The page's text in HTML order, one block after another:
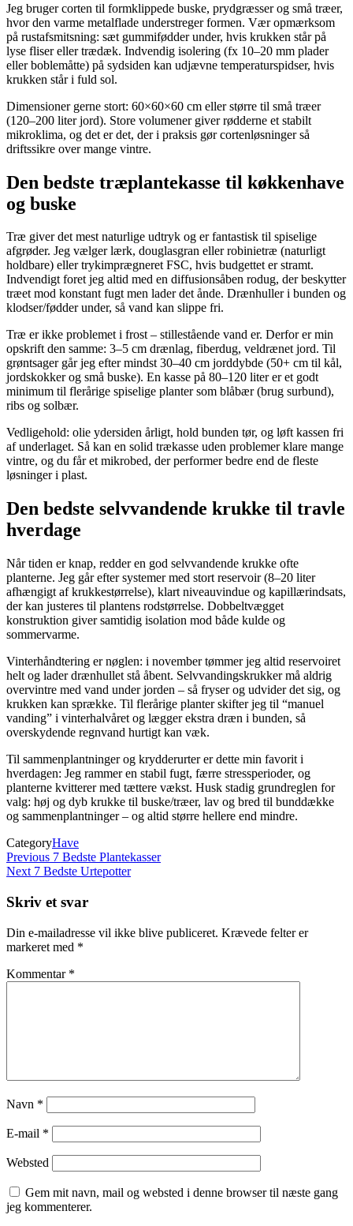
Jeg bruger corten til formklippede buske, prydgræsser og små træer,
hvor den varme metalflade understreger formen. Vær opmærksom
på rustafsmitsning: sæt gummifødder under, hvis krukken står på
lyse fliser eller trædæk. Indvendig isolering (fx 10–20 mm plader
eller boblemåtte) på sydsiden kan udjævne temperaturspidser, hvis
krukken står i fuld sol.
Dimensioner gerne stort: 60×60×60 cm eller større til små træer
(120–200 liter jord). Store volumener giver rødderne et stabilt
mikroklima, og det er det, der i praksis gør cortenløsninger så
driftssikre over mange vintre.
Den bedste træplantekasse til køkkenhave
og buske
Træ giver det mest naturlige udtryk og er fantastisk til spiselige
afgrøder. Jeg vælger lærk, douglasgran eller robinietræ (naturligt
holdbare) eller trykimprægneret FSC, hvis budgettet er stramt.
Indvendigt foret jeg altid med en diffusionsåben rodug, der beskytter
træet mod konstant fugt men lader det ånde. Drænhuller i bunden og
klodser/fødder under, så vand kan slippe fri.
Træ er ikke problemet i frost – stillestående vand er. Derfor er min
opskrift den samme: 3–5 cm drænlag, fiberdug, veldrænet jord. Til
grøntsager går jeg efter mindst 30–40 cm jorddybde (50+ cm til kål,
jordskokker og små buske). En kasse på 80–120 liter er et godt
minimum til flerårige spiselige planter som blåbær (brug surbund),
ribs og solbær.
Vedligehold: olie ydersiden årligt, hold bunden tør, og løft kassen fri
af underlaget. Så kan en solid trækasse uden problemer klare mange
vintre, og du får et mikrobed, der performer bedre end de fleste
løsninger i plast.
Den bedste selvvandende krukke til travle
hverdage
Når tiden er knap, redder en god selvvandende krukke ofte
planterne. Jeg går efter systemer med stort reservoir (8–20 liter
afhængigt af krukkestørrelse), klart niveauvindue og kapillærindsats,
der kan justeres til plantens rodstørrelse. Dobbeltvægget
konstruktion giver samtidig isolation mod både kulde og
sommervarme.
Vinterhåndtering er nøglen: i november tømmer jeg altid reservoiret
helt og lader drænhullet stå åbent. Selvvandingskrukker må aldrig
overvintre med vand under jorden – så fryser og udvider det sig, og
krukken kan sprække. Til flerårige planter skifter jeg til “manuel
vanding” i vinterhalvåret og lægger ekstra dræn i bunden, så
overskydende regnvand hurtigt kan væk.
Til sammenplantninger og krydderurter er dette min favorit i
hverdagen: Jeg rammer en stabil fugt, færre stressperioder, og
planterne kvitterer med tættere vækst. Husk stadig grundreglen for
valg: høj og dyb krukke til buske/træer, lav og bred til bunddække
og sammenplantninger – og altid større hellere end mindre.
CategoryHave
Indlægsnavigation
Previous
Post
Previous 7 Bedste Plantekasser
Next
Next 7 Bedste Urtepotter
Skriv et svar
Din e-mailadresse vil ikke blive publiceret. Krævede felter er
markeret med *
Kommentar *
Navn *
E-mail *
Websted
Gem mit navn, mail og websted i denne browser til næste gang
jeg kommenterer.